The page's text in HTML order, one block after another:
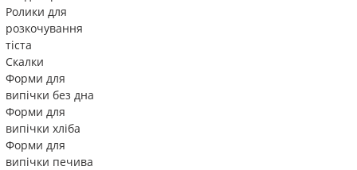
Ролики для
розкочування
тіста
Скалки
Форми для
випічки без дна
Форми для
випічки хліба
Форми для
випічки печива